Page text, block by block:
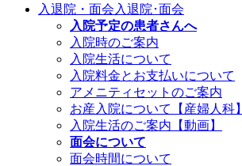
入退院・面会 入退院･面会
入院予定の患者さんへ
入院時のご案内
入院生活について
入院料金とお支払いについて
アメニティセットのご案内
お産入院について【産婦人科】
入院生活のご案内【動画】
面会について
面会時間について